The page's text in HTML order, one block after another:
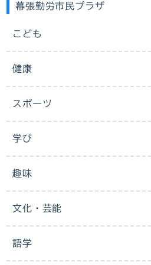
幕張勤労市民プラザ
こども
健康
スポーツ
学び
趣味
文化・芸能
語学